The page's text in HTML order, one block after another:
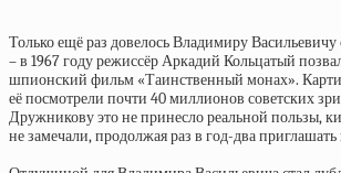
Только ещё раз довелось Владимиру Васильевичу
– в 1967 году режиссёр Аркадий Кольцатый
шпионский фильм «Таинственный монах».
её посмотрели почти 40 миллионов советских
Дружникову это не принесло реальной пользы,
не замечали, продолжая раз в год-два